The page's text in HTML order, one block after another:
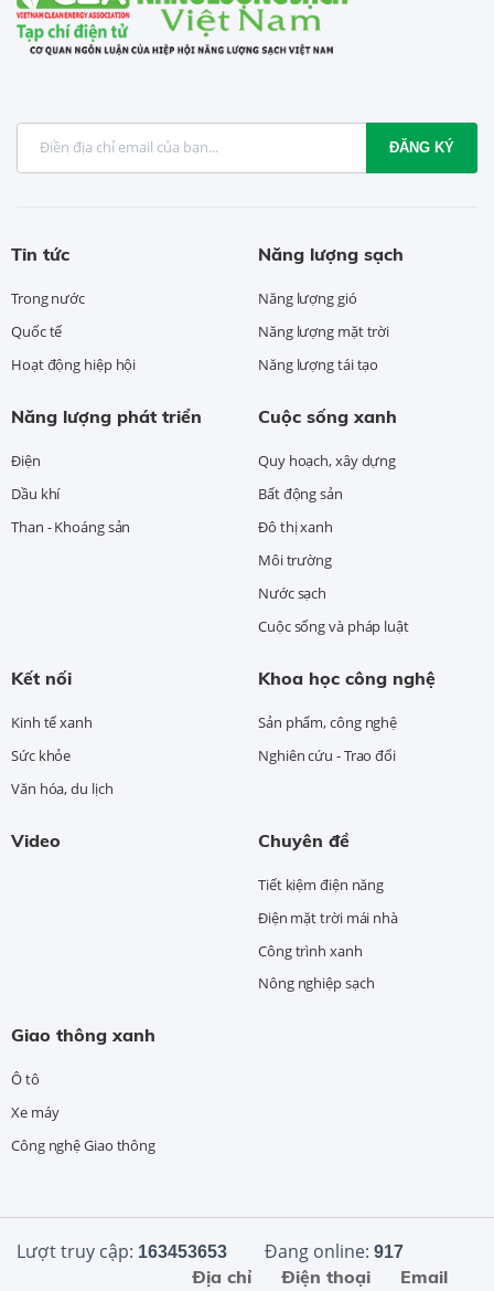
ĐĂNG KÝ
Tin tức
Trong nước
Quốc tế
Hoạt động hiệp hội
Năng lượng sạch
Năng lượng gió
Năng lượng mặt trời
Năng lượng tái tạo
Năng lượng phát triển
Điện
Dầu khí
Than - Khoáng sản
Cuộc sống xanh
Quy hoạch, xây dựng
Bất động sản
Đô thị xanh
Môi trường
Nước sạch
Cuộc sống và pháp luật
Kết nối
Kinh tế xanh
Sức khỏe
Văn hóa, du lịch
Khoa học công nghệ
Sản phẩm, công nghệ
Nghiên cứu - Trao đổi
Video Chuyên đề
Tiết kiệm điện năng
Điện mặt trời mái nhà
Công trình xanh
Nông nghiệp sạch
Giao thông xanh
Ô tô
Xe máy
Công nghệ Giao thông
Lượt truy cập: 163453653 Đang online: 917
Email
Điện thoại
Địa chỉ